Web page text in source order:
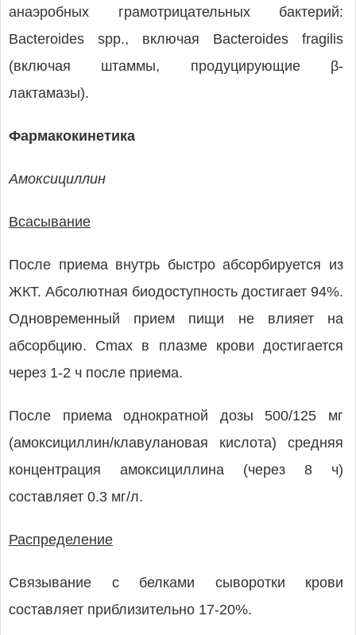
анаэробных грамотрицательных бактерий:
Bacteroides spp., включая Bacteroides fragilis
(включая штаммы, продуцирующие β-
лактамазы).
Фармакокинетика
Амоксициллин
Всасывание
После приема внутрь быстро абсорбируется из
ЖКТ. Абсолютная биодоступность достигает 94%.
Одновременный прием пищи не влияет на
абсорбцию. Cmax в плазме крови достигается
через 1-2 ч после приема.
После приема однократной дозы 500/125 мг
(амоксициллин/клавулановая кислота) средняя
концентрация амоксициллина (через 8 ч)
составляет 0.3 мг/л.
Распределение
Связывание с белками сыворотки крови
составляет приблизительно 17-20%.